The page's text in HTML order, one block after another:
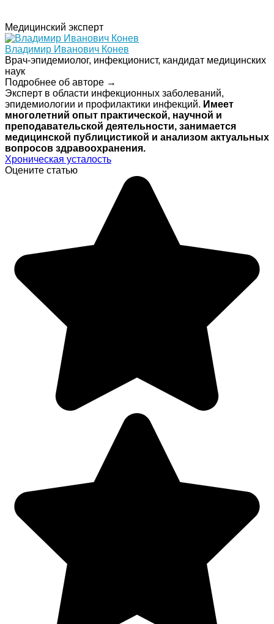
Медицинский эксперт
Владимир Иванович Конев
Врач-эпидемиолог, инфекционист, кандидат медицинских
наук
Подробнее об авторе →
Эксперт в области инфекционных заболеваний,
эпидемиологии и профилактики инфекций. Имеет
многолетний опыт практической, научной и
преподавательской деятельности, занимается
медицинской публицистикой и анализом актуальных
вопросов здравоохранения.
Хроническая усталость
Оцените статью